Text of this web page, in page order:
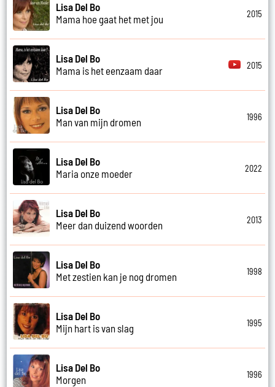
Lisa Del Bo
Mama hoe gaat het met jou
2015
Lisa Del Bo
Mama is het eenzaam daar
2015
Lisa Del Bo
Man van mijn dromen
1996
Lisa Del Bo
Maria onze moeder
2022
Lisa Del Bo
Meer dan duizend woorden
2013
Lisa Del Bo
Met zestien kan je nog dromen
1998
Lisa Del Bo
Mijn hart is van slag
1995
Lisa Del Bo
Morgen
1996